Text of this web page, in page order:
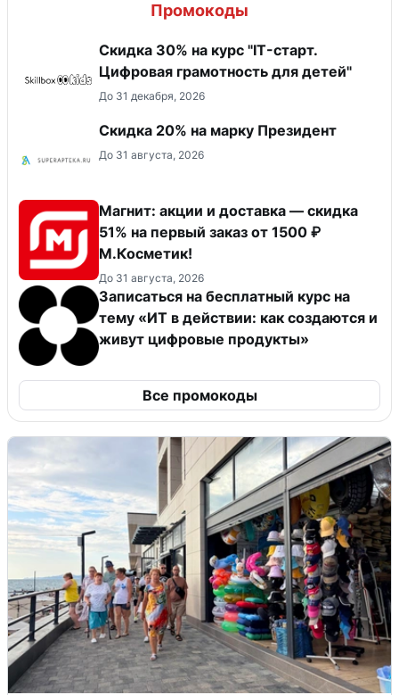
Промокоды
Скидка 30% на курс "IT-старт.
Цифровая грамотность для детей"
До 31 декабря, 2026
Скидка 20% на марку Президент
До 31 августа, 2026
Магнит: акции и доставка — скидка
51% на первый заказ от 1500 ₽
М.Косметик!
До 31 августа, 2026
Записаться на бесплатный курс на
тему «ИТ в действии: как создаются и
живут цифровые продукты»
Все промокоды